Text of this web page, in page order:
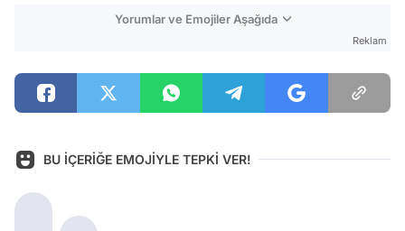
Yorumlar ve Emojiler Aşağıda
Reklam
BU İÇERİĞE EMOJİYLE TEPKİ VER!